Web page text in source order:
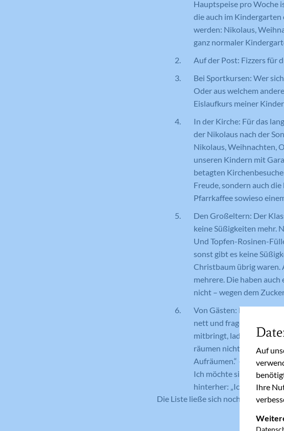
Hauptspeise pro Woche
die auch im
werden: Nikolaus,
ganz normaler
Auf der Post: Fizzers für
Bei Sportkursen: Wer
Oder aus welchem
Eislaufkurs meiner
In der Kirche: Für das
der Nikolaus nach der
Nikolaus, Weihnachten,
unseren Kindern mit
betagten
Freude, sondern auch
Pfarrkaffee sowieso
Den Großeltern: Der
keine Süßigkeiten mehr.
Und Topfen-Rosinen-
sonst gibt es keine
Christbaum übrig waren.
mehrere. Die haben
nicht – wegen dem
Von Gästen: Leider
nett und fragen vorher
mitbringt, lade ich euch
räumen nicht sehr gerne
Aufräumen.“ – Seufzen.
Ich möchte sie ja
hinterher: „Ich bin dir
Die Liste ließe sich noch eine ganze
Auf
Ihre